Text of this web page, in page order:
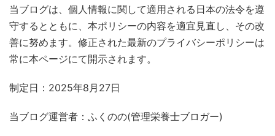
当ブログは、個人情報に関して適用される日本の法令を遵
守するとともに、本ポリシーの内容を適宜見直し、その改
善に努めます。修正された最新のプライバシーポリシーは
常に本ページにて開示されます。
制定日：2025年8月27日
当ブログ運営者：ふくのの(管理栄養士ブロガー)